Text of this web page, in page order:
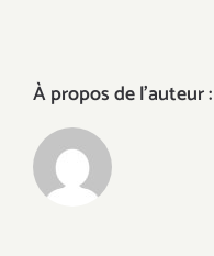
À propos de l'auteur :